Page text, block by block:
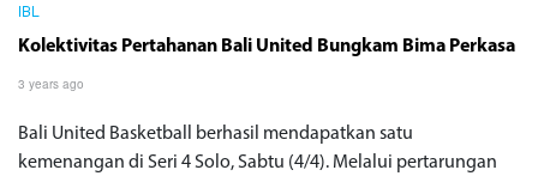
IBL
Kolektivitas Pertahanan Bali United Bungkam Bima Perkasa
3 years ago
Bali United Basketball berhasil mendapatkan satu
kemenangan di Seri 4 Solo, Sabtu (4/4). Melalui pertarungan